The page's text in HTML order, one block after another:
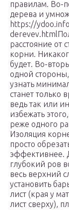
правилам. Во-
дерева и
https://
расстояние от
корни.
будет. Во-
одной
узнать
станет
ведь так или
избежать
реже одного
Изоляция
просто
эффективнее.
глубокий ров
весь верхний
установить
лист (края у
лист сверху),